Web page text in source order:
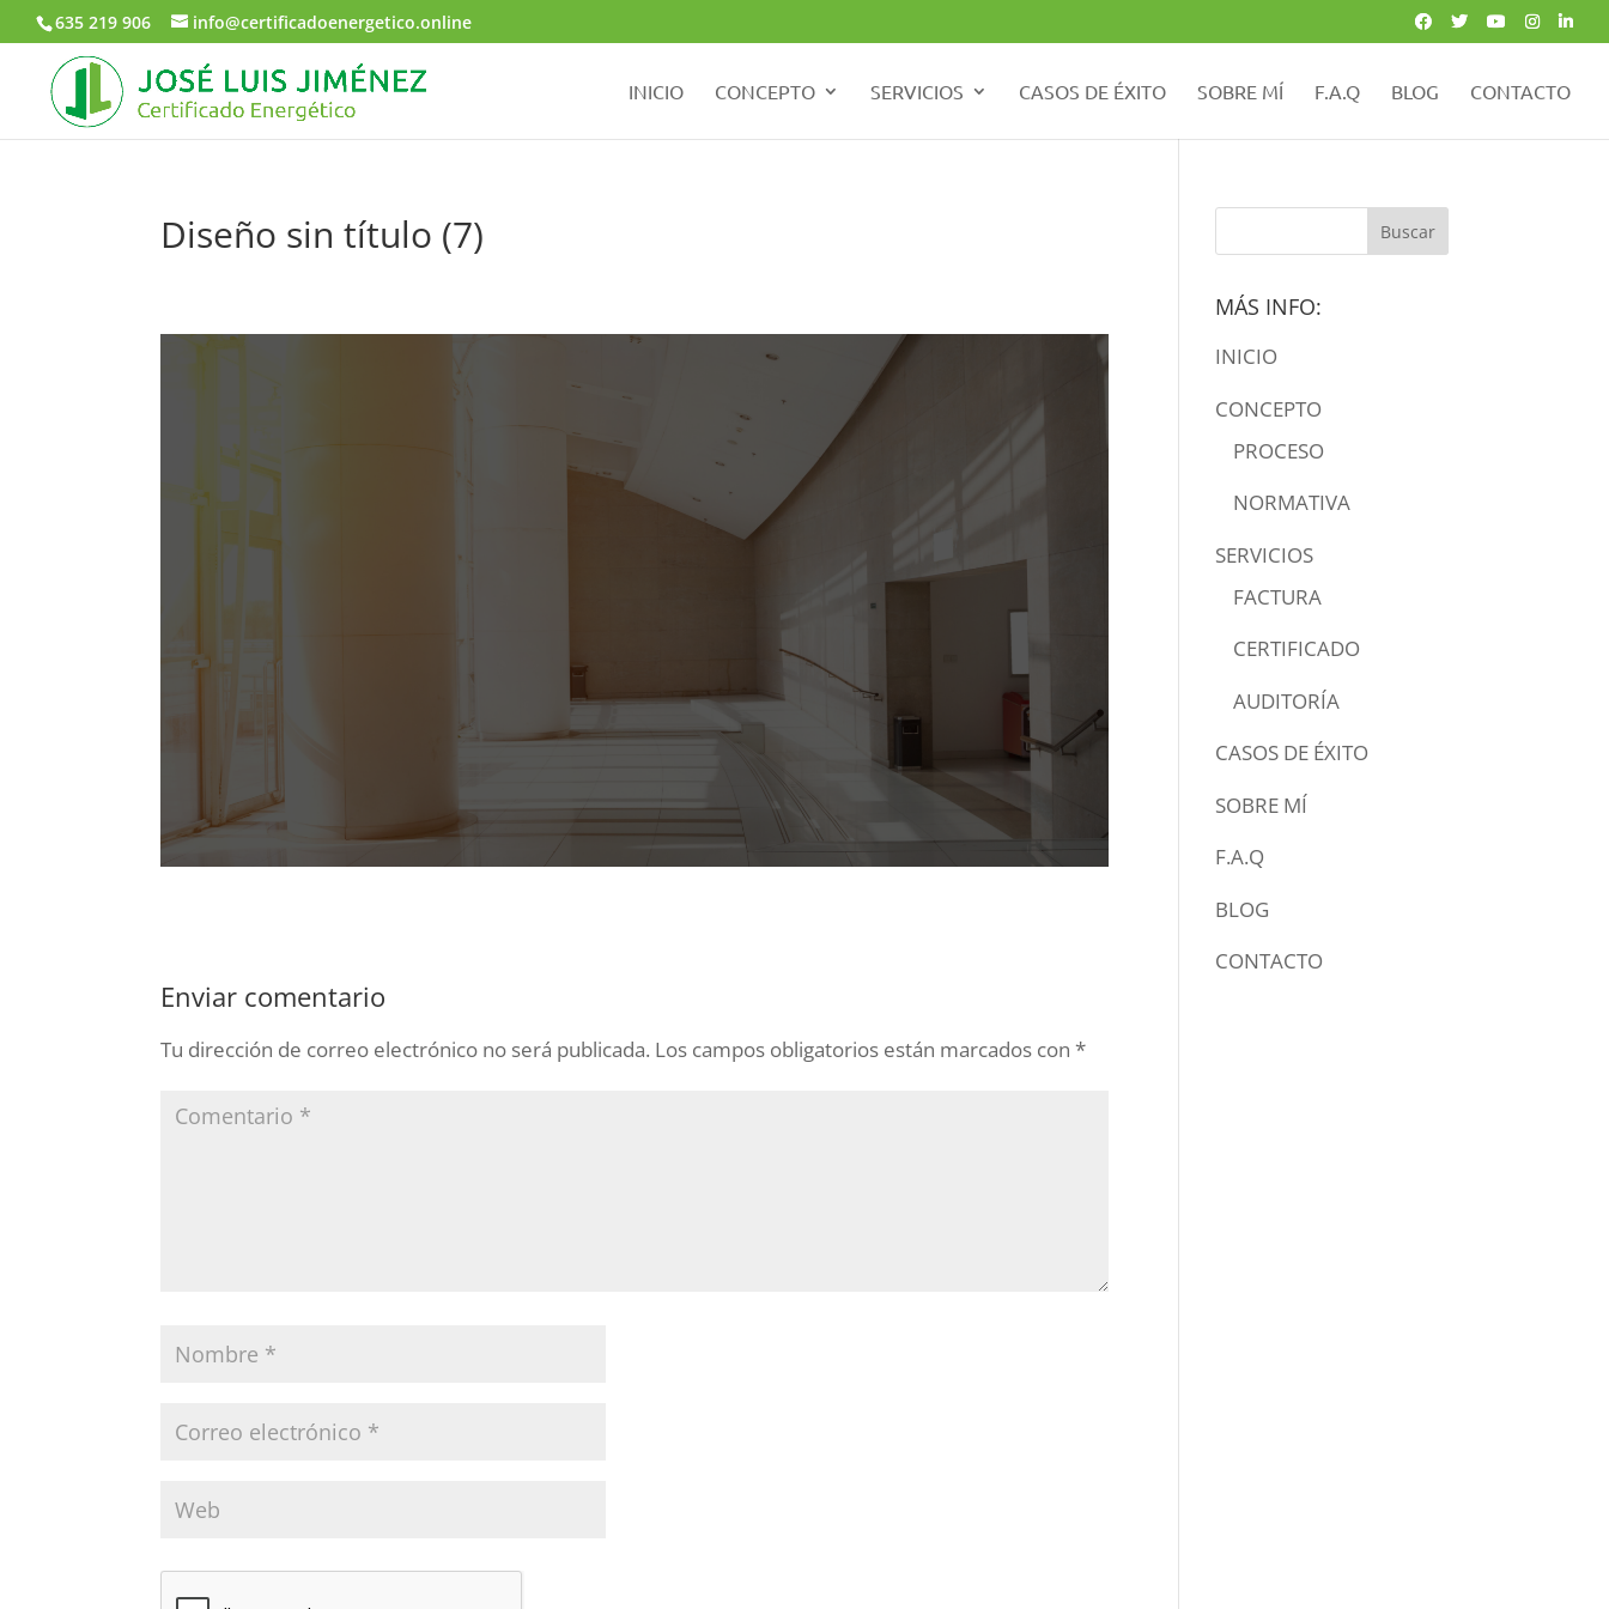
635 219 906 info@certificadoenergetico.online
INICIO CONCEPTO SERVICIOS CASOS DE ÉXITO SOBRE MÍ F.A.Q BLOG CONTACTO
Diseño sin título (7)
Enviar comentario
Tu dirección de correo electrónico no será publicada. Los campos obligatorios están marcados con*
MÁS INFO:
INICIO
CONCEPTO
PROCESO
NORMATIVA
SERVICIOS
FACTURA
CERTIFICADO
AUDITORÍA
CASOS DE ÉXITO
SOBRE MÍ
F.A.Q
BLOG
CONTACTO